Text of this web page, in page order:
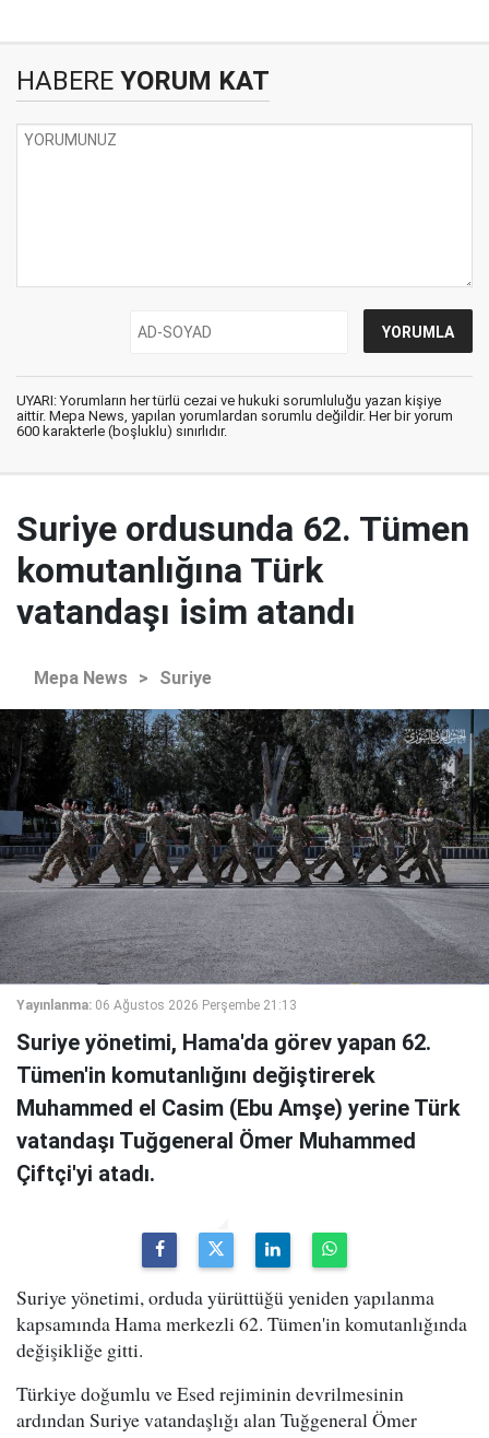
HABERE YORUM KAT
UYARI: Yorumların her türlü cezai ve hukuki sorumluluğu yazan kişiye
aittir. Mepa News, yapılan yorumlardan sorumlu değildir. Her bir yorum
600 karakterle (boşluklu) sınırlıdır.
Suriye ordusunda 62. Tümen
komutanlığına Türk
vatandaşı isim atandı
Mepa News > Suriye
Yayınlanma: 06 Ağustos 2026 Perşembe 21:13
Suriye yönetimi, Hama'da görev yapan 62.
Tümen'in komutanlığını değiştirerek
Muhammed el Casim (Ebu Amşe) yerine Türk
vatandaşı Tuğgeneral Ömer Muhammed
Çiftçi'yi atadı.
Suriye yönetimi, orduda yürüttüğü yeniden yapılanma
kapsamında Hama merkezli 62. Tümen'in komutanlığında
değişikliğe gitti.
Türkiye doğumlu ve Esed rejiminin devrilmesinin
ardından Suriye vatandaşlığı alan Tuğgeneral Ömer